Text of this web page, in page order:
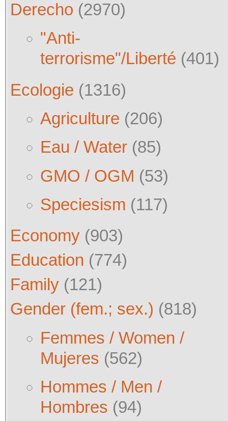
Derecho (2970)
"Anti-
terrorisme"/Liberté (401)
Ecologie (1316)
Agriculture (206)
Eau / Water (85)
GMO / OGM (53)
Speciesism (117)
Economy (903)
Education (774)
Family (121)
Gender (fem.; sex.) (818)
Femmes / Women /
Mujeres (562)
Hommes / Men /
Hombres (94)